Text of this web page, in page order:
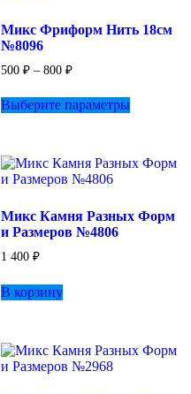
Микс Фриформ Нить 18см
№8096
500 ₽ – 800 ₽Диапазон
500 ₽
–
Выберите параметрытовар
Опции
на
Микс Камня Разных Форм
и Размеров №4806
1 400 ₽
В корзину